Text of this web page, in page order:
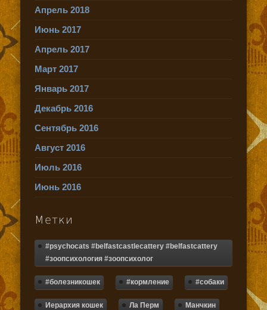
Апрель 2018
Июнь 2017
Апрель 2017
Март 2017
Январь 2017
Декабрь 2016
Сентябрь 2016
Август 2016
Июль 2016
Июнь 2016
Метки
#psychocats #belfastcastlecattery #belfastcattery
#зоопсихология #зоопсихолог
#болезникошек #кормление #собаки
Иерархия кошек Ла Перм Манчкин